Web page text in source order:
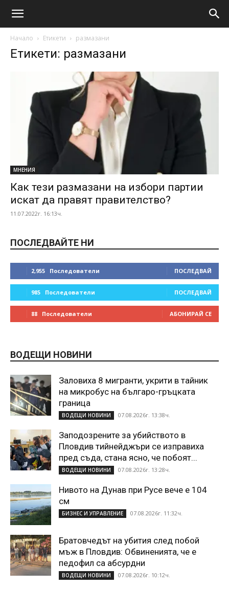
Начало Етикети размазани
Етикети: размазани
МНЕНИЯ
Как тези размазани на избори партии
искат да правят правителство?
11.07.2022г. 16:13ч.
ПОСЛЕДВАЙТЕ НИ
2,955 Последователи ПОСЛЕДВАЙ
985 Последователи ПОСЛЕДВАЙ
88 Последователи АБОНИРАЙ СЕ
ВОДЕЩИ НОВИНИ
Заловиха 8 мигранти, укрити в тайник
на микробус на българо-гръцката
граница
ВОДЕЩИ НОВИНИ 07.08.2026г. 13:38ч.
Заподозрените за убийството в
Пловдив тийнейджъри се изправиха
пред съда, стана ясно, че побоят...
ВОДЕЩИ НОВИНИ 07.08.2026г. 13:28ч.
Нивото на Дунав при Русе вече е 104
см
БИЗНЕС И УПРАВЛЕНИЕ 07.08.2026г. 11:32ч.
Братовчедът на убития след побой
мъж в Пловдив: Обвиненията, че е
педофил са абсурдни
ВОДЕЩИ НОВИНИ 07.08.2026г. 10:12ч.